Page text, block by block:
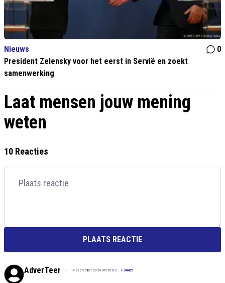
Nieuws
0
President Zelensky voor het eerst in Servië en zoekt
samenwerking
Laat mensen jouw mening
weten
10 Reacties
PLAATS REACTIE
AdverTeer 14 september 2024 om 16:02 + 34421